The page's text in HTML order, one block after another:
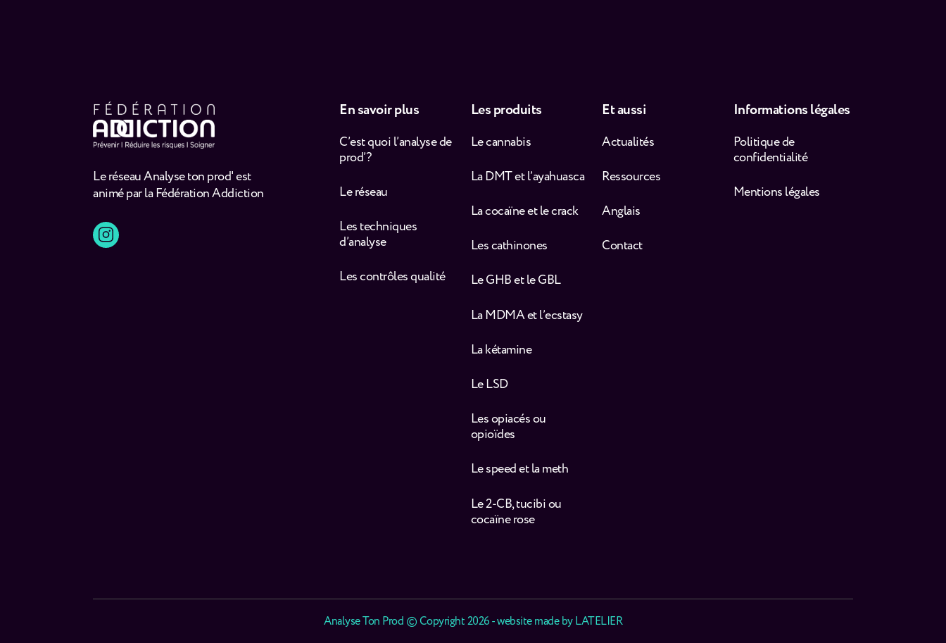
Le réseau Analyse ton prod' est
animé par la Fédération Addiction
En savoir plus
C’est quoi l’analyse de
prod’ ?
Le réseau
Les techniques
d’analyse
Les contrôles qualité
Les produits
Le cannabis
La DMT et l’ayahuasca
La cocaïne et le crack
Les cathinones
Le GHB et le GBL
La MDMA et l’ecstasy
La kétamine
Le LSD
Les opiacés ou
opioïdes
Le speed et la meth
Le 2-CB, tucibi ou
cocaïne rose
Et aussi
Actualités
Ressources
Anglais
Contact
Informations légales
Politique de
confidentialité
Mentions légales
Analyse Ton Prod © Copyright 2026 - website made byLATELIER